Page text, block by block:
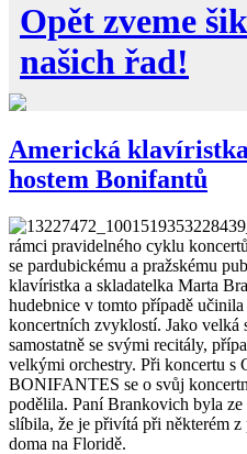
Opět zveme
našich řad!
Americká
hostem Bonifantů
rámci pravidelného cyklu
se pardubickému a pražskému
klavíristka a skladatelka Marta
hudebnice v tomto případě
koncertních zvyklostí. Jako velká
samostatně se svými recitály,
velkými orchestry. Při koncertu s
BONIFANTES se o svůj
podělila. Paní Brankovich byla
slíbila, že je přivítá při některém
doma na Floridě.